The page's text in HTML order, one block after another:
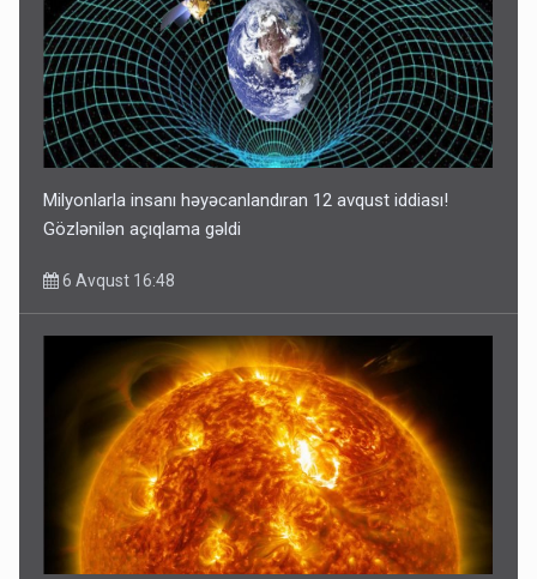
Milyonlarla insanı həyəcanlandıran 12 avqust iddiası!
Gözlənilən açıqlama gəldi
6 Avqust 16:48